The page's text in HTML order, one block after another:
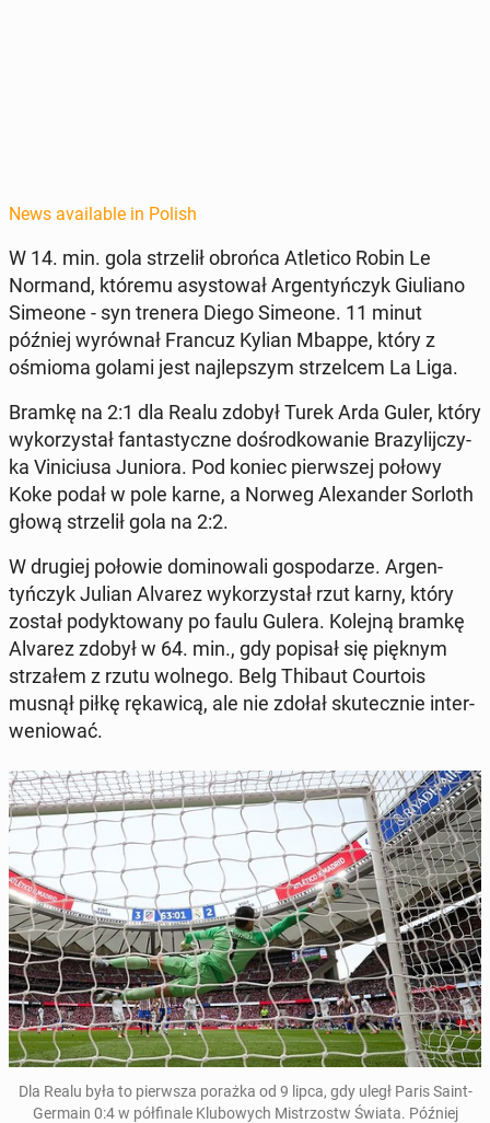
News available in Polish
W 14. min. gola strzelił obrońca Atleti­co Robin Le
Normand, któremu asys­tował Ar­gen­tyńczyk Giu­liano
Simeone - syn trenera Diego Simeone. 11 minut
później wyrów­nał Francuz Kylian Mbappe, który z
ośmioma golami jest na­jlep­szym strzel­cem La Liga.
Bramkę na 2:1 dla Realu zdobył Turek Arda Guler, który
wyko­rzys­tał fan­tasty­czne dośrod­kowanie Brazyli­jczy­
ka Vini­ciusa Juniora. Pod koniec pier­wszej połowy
Koke podał w pole karne, a Norweg Alexan­der Sorloth
głową strzelił gola na 2:2.
W drugiej połowie domi­nowali gospo­darze. Ar­gen­
tyńczyk Julian Alvarez wyko­rzys­tał rzut karny, który
został podyk­towany po faulu Gulera. Kolejną bramkę
Alvarez zdobył w 64. min., gdy popisał się pięknym
strza­łem z rzutu wolnego. Belg Thibaut Cour­tois
musnął piłkę rękaw­icą, ale nie zdołał skutecznie in­ter­
we­niować.
Dla Realu była to pier­wsza porażka od 9 lipca, gdy uległ Paris Saint-
Germain 0:4 w pół­fi­nale Klubowych Mis­tr­zostw Świata. Później